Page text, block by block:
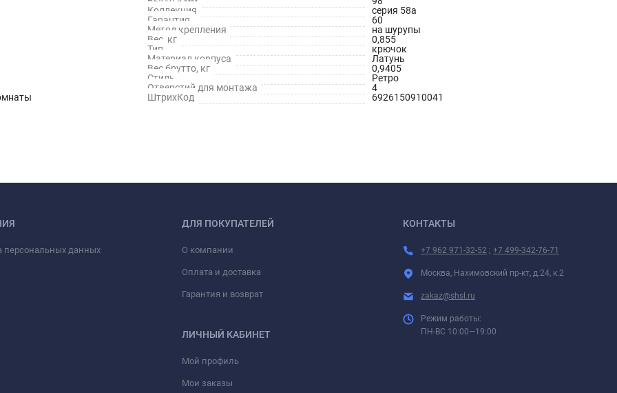
Коллекция
серия 58а
Гарантия
60
Метод крепления
на шурупы
Вес, кг
0,855
Тип
крючок
Материал корпуса
Латунь
Вес брутто, кг
0,9405
Стиль
Ретро
Отверстий для монтажа
4
ШтрихКод 6926150910041
персональных данных
ДЛЯ ПОКУПАТЕЛЕЙ
О компании
Оплата и доставка
Гарантия и возврат
ЛИЧНЫЙ КАБИНЕТ
Мой профиль
Мои заказы
КОНТАКТЫ
+7 962 971-32-52 ; +7 499-342-76-71
Москва, Нахимовский пр-кт, д.24, к.2
zakaz@shsl.ru
Режим работы:
ПН-ВС 10:00—19:00